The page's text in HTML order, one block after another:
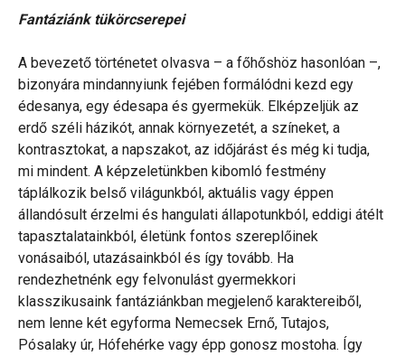
Fantáziánk tükörcserepei
A bevezető történetet olvasva – a főhőshöz hasonlóan –,
bizonyára mindannyiunk fejében formálódni kezd egy
édesanya, egy édesapa és gyermekük. Elképzeljük az
erdő széli házikót, annak környezetét, a színeket, a
kontrasztokat, a napszakot, az időjárást és még ki tudja,
mi mindent. A képzeletünkben kibomló festmény
táplálkozik belső világunkból, aktuális vagy éppen
állandósult érzelmi és hangulati állapotunkból, eddigi átélt
tapasztalatainkból, életünk fontos szereplőinek
vonásaiból, utazásainkból és így tovább. Ha
rendezhetnénk egy felvonulást gyermekkori
klasszikusaink fantáziánkban megjelenő karaktereiből,
nem lenne két egyforma Nemecsek Ernő, Tutajos,
Pósalaky úr, Hófehérke vagy épp gonosz mostoha. Így